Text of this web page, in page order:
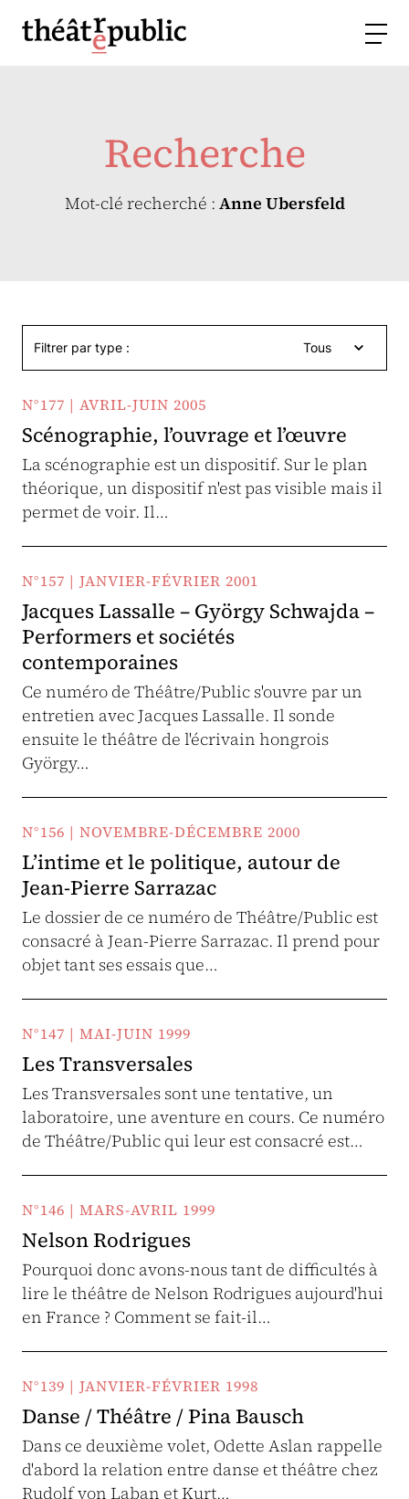
Recherche
Mot-clé recherché : Anne Ubersfeld
Filtrer par type : Tous
N°177 | AVRIL-JUIN 2005
Scénographie, l’ouvrage et l’œuvre
La scénographie est un dispositif. Sur le plan
théorique, un dispositif n'est pas visible mais il
permet de voir. Il…
N°157 | JANVIER-FÉVRIER 2001
Jacques Lassalle – György Schwajda –
Performers et sociétés
contemporaines
Ce numéro de Théâtre/Public s'ouvre par un
entretien avec Jacques Lassalle. Il sonde
ensuite le théâtre de l'écrivain hongrois
György…
N°156 | NOVEMBRE-DÉCEMBRE 2000
L’intime et le politique, autour de
Jean-Pierre Sarrazac
Le dossier de ce numéro de Théâtre/Public est
consacré à Jean-Pierre Sarrazac. Il prend pour
objet tant ses essais que…
N°147 | MAI-JUIN 1999
Les Transversales
Les Transversales sont une tentative, un
laboratoire, une aventure en cours. Ce numéro
de Théâtre/Public qui leur est consacré est…
N°146 | MARS-AVRIL 1999
Nelson Rodrigues
Pourquoi donc avons-nous tant de difficultés à
lire le théâtre de Nelson Rodrigues aujourd'hui
en France ? Comment se fait-il…
N°139 | JANVIER-FÉVRIER 1998
Danse / Théâtre / Pina Bausch
Dans ce deuxième volet, Odette Aslan rappelle
d'abord la relation entre danse et théâtre chez
Rudolf von Laban et Kurt…